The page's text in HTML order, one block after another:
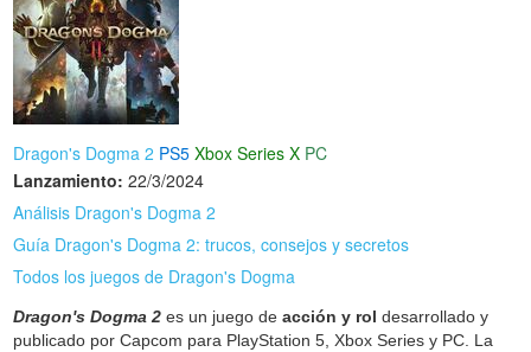
Dragon's Dogma 2 PS5 Xbox Series X PC
Lanzamiento: 22/3/2024
Análisis Dragon's Dogma 2
Guía Dragon's Dogma 2: trucos, consejos y secretos
Todos los juegos de Dragon's Dogma
Dragon's Dogma 2 es un juego deacción y rol desarrollado y
publicado por Capcom para PlayStation 5, Xbox Series y PC. La